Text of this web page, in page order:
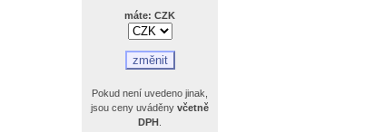
máte: CZK
Pokud není uvedeno jinak,
jsou ceny uváděny včetně
DPH